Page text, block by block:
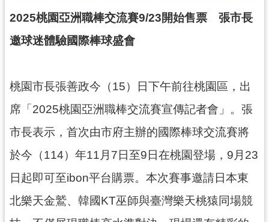
便
民
府
資
公
開
回
2025桃園亞洲職棒交流賽9/23開始售票 張市長
邀球迷體驗國際棒球盛會
桃園市長張善政今（15）日下午前往桃園區，出
席「2025桃園亞洲職棒交流賽宣傳記者會」。張
市長表示，首次由市府主辦的國際棒球交流賽將
於今（114）年11月7日至9日在桃園登場，9月23
日起即可至ibon平台購票。本次賽事邀請日本東
北樂天金鷲、韓國KT巫師與臺灣樂天桃猿同場競